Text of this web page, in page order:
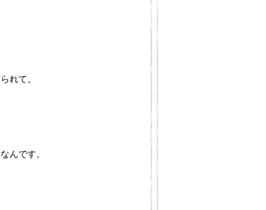
れて。
んです。